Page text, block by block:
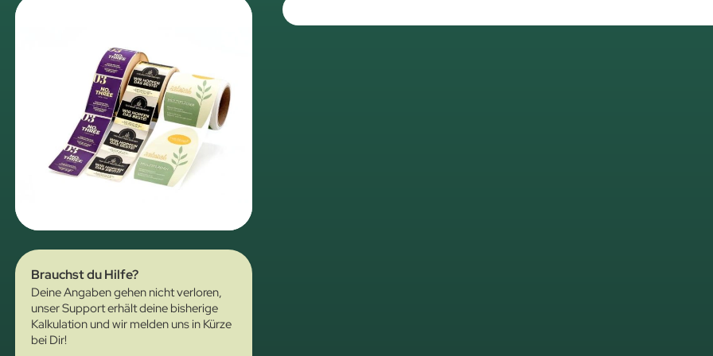
Brauchst du Hilfe?
Deine Angaben gehen nicht verloren,
unser Support erhält deine bisherige
Kalkulation und wir melden uns in Kürze
bei Dir!